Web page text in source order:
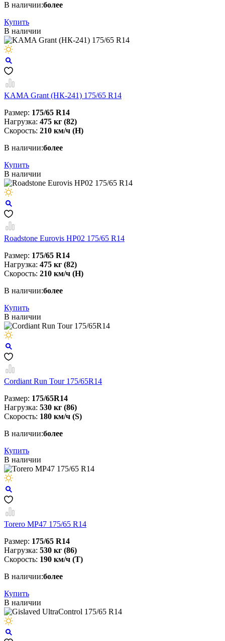
В наличии:более
Купить
В наличии
KAMA Grant (НК-241) 175/65 R14
Размер: 175/65 R14
Нагрузка: 475 кг (82)
Скорость: 210 км/ч (Н)
В наличии:более
Купить
В наличии
Roadstone Eurovis HP02 175/65 R14
Размер: 175/65 R14
Нагрузка: 475 кг (82)
Скорость: 210 км/ч (Н)
В наличии:более
Купить
В наличии
Cordiant Run Tour 175/65R14
Размер: 175/65R14
Нагрузка: 530 кг (86)
Скорость: 180 км/ч (S)
В наличии:более
Купить
В наличии
Torero MP47 175/65 R14
Размер: 175/65 R14
Нагрузка: 530 кг (86)
Скорость: 190 км/ч (T)
В наличии:более
Купить
В наличии